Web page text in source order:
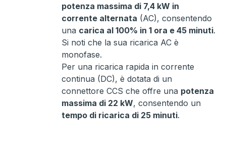
potenza massima di 7,4 kW in
corrente alternata (AC), consentendo
una carica al 100% in 1 ora e 45 minuti.
Si noti che la sua ricarica AC è
monofase.
Per una ricarica rapida in corrente
continua (DC), è dotata di un
connettore CCS che offre una potenza
massima di 22 kW, consentendo un
tempo di ricarica di 25 minuti.